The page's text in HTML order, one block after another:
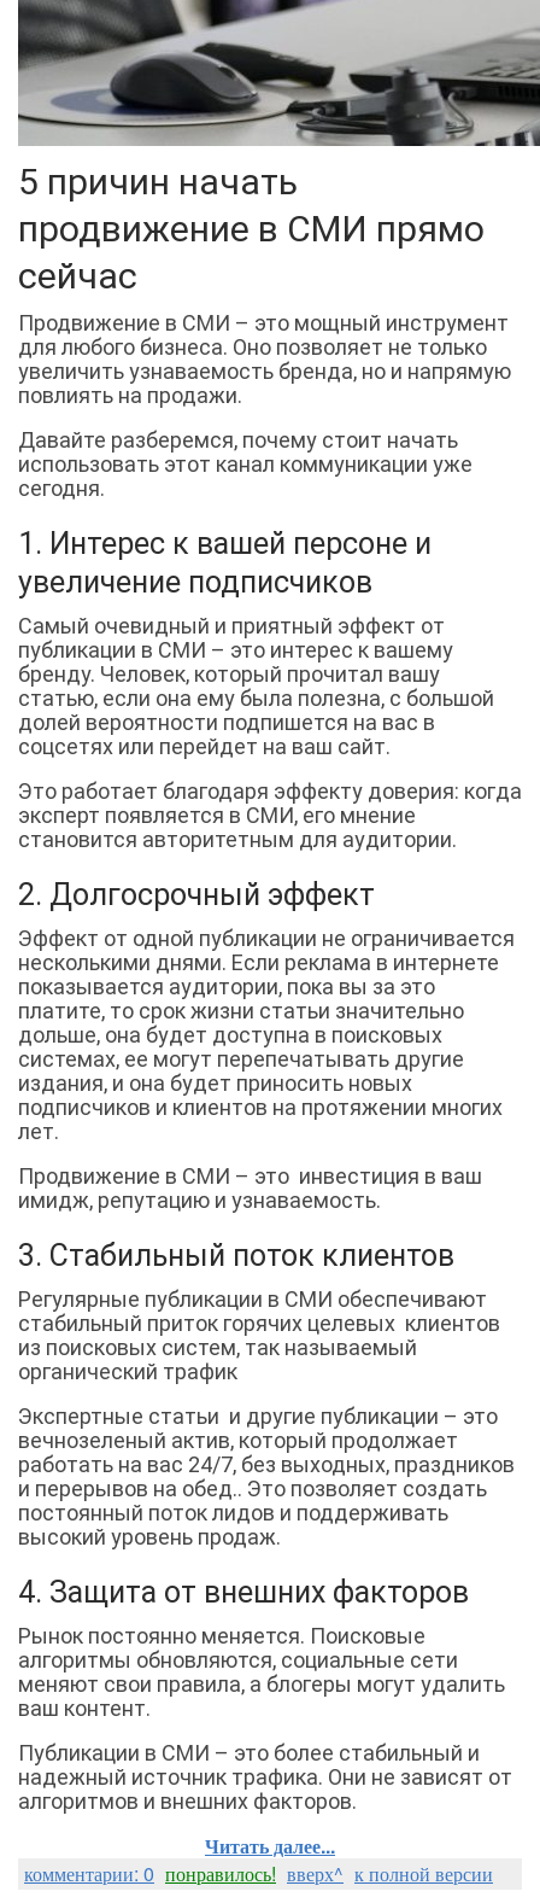
5 причин начать
продвижение в СМИ прямо
сейчас
Продвижение в СМИ – это мощный инструмент
для любого бизнеса. Оно позволяет не только
увеличить узнаваемость бренда, но и напрямую
повлиять на продажи.
Давайте разберемся, почему стоит начать
использовать этот канал коммуникации уже
сегодня.
1. Интерес к вашей персоне и
увеличение подписчиков
Самый очевидный и приятный эффект от
публикации в СМИ – это интерес к вашему
бренду. Человек, который прочитал вашу
статью, если она ему была полезна, с большой
долей вероятности подпишется на вас в
соцсетях или перейдет на ваш сайт.
Это работает благодаря эффекту доверия: когда
эксперт появляется в СМИ, его мнение
становится авторитетным для аудитории.
2. Долгосрочный эффект
Эффект от одной публикации не ограничивается
несколькими днями. Если реклама в интернете
показывается аудитории, пока вы за это
платите, то срок жизни статьи значительно
дольше, она будет доступна в поисковых
системах, ее могут перепечатывать другие
издания, и она будет приносить новых
подписчиков и клиентов на протяжении многих
лет.
Продвижение в СМИ – это инвестиция в ваш
имидж, репутацию и узнаваемость.
3. Стабильный поток клиентов
Регулярные публикации в СМИ обеспечивают
стабильный приток горячих целевых клиентов
из поисковых систем, так называемый
органический трафик
Экспертные статьи и другие публикации – это
вечнозеленый актив, который продолжает
работать на вас 24/7, без выходных, праздников
и перерывов на обед.. Это позволяет создать
постоянный поток лидов и поддерживать
высокий уровень продаж.
4. Защита от внешних факторов
Рынок постоянно меняется. Поисковые
алгоритмы обновляются, социальные сети
меняют свои правила, а блогеры могут удалить
ваш контент.
Публикации в СМИ – это более стабильный и
надежный источник трафика. Они не зависят от
алгоритмов и внешних факторов.
Читать далее...
комментарии: 0 понравилось! вверх^ к полной версии